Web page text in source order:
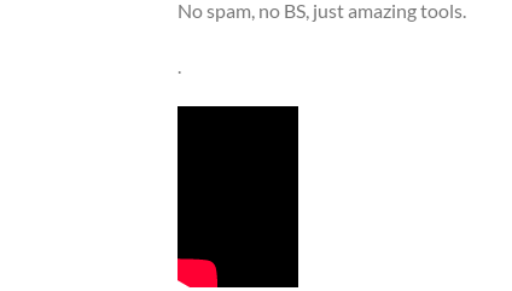
No spam, no BS, just amazing tools.
.